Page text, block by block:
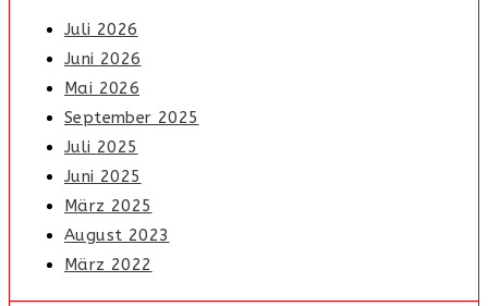
Juli 2026
Juni 2026
Mai 2026
September 2025
Juli 2025
Juni 2025
März 2025
August 2023
März 2022